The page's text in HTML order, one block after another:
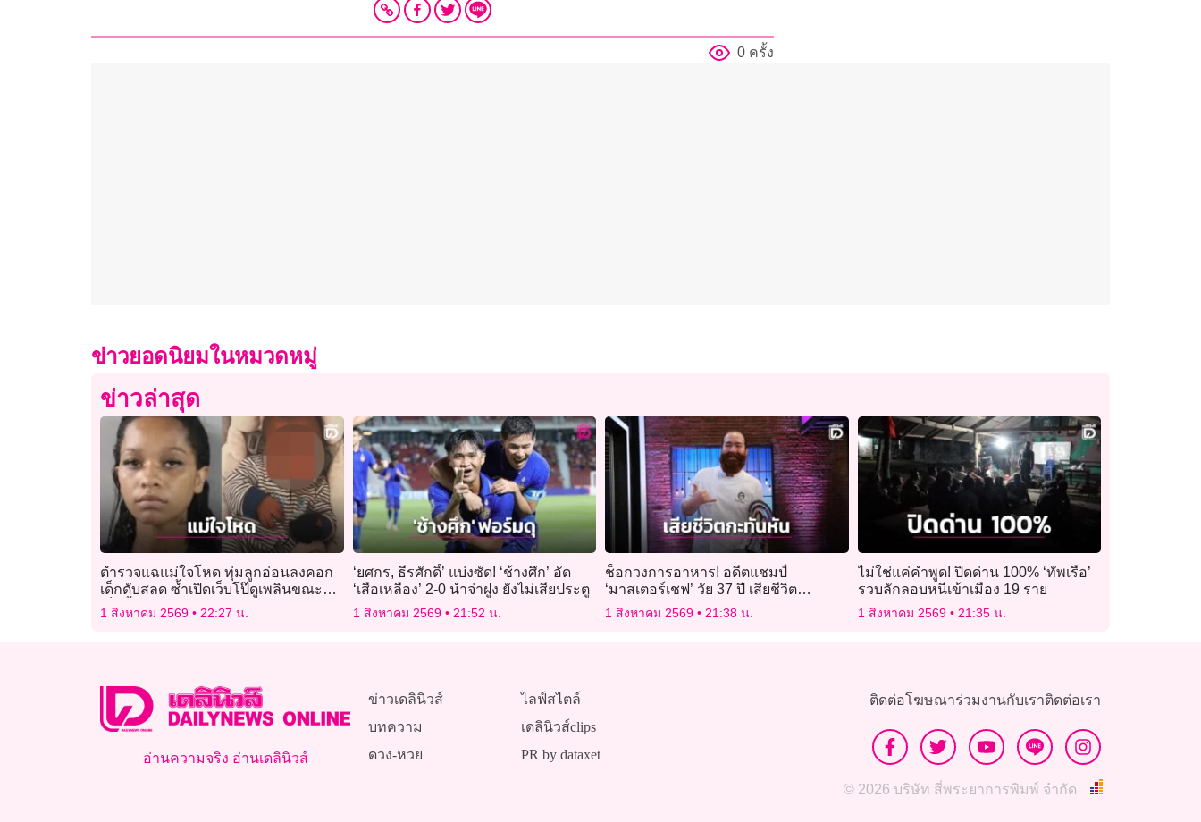
0 ครั้ง
ข่าวยอดนิยมในหมวดหมู่
ข่าวล่าสุด
ตำรวจแฉแม่ใจโหด ทุ่มลูกอ่อนลงคอก
เด็กดับสลด ซ้ำเปิดเว็บโป๊ดูเพลินขณะ
เด็กสิ้นใจ
1 สิงหาคม 2569 22:27 น.
‘ยศกร, ธีรศักดิ์’ แบ่งซัด! ‘ช้างศึก’ อัด
‘เสือเหลือง’ 2-0 นำจ่าฝูง ยังไม่เสียประตู
1 สิงหาคม 2569 21:52 น.
ช็อกวงการอาหาร! อดีตแชมป์
‘มาสเตอร์เชฟ’ วัย 37 ปี เสียชีวิต
กะทันหันในบ้านพัก
1 สิงหาคม 2569 21:38 น.
ไม่ใช่แค่คำพูด! ปิดด่าน 100% ‘ทัพเรือ’
รวบลักลอบหนีเข้าเมือง 19 ราย
1 สิงหาคม 2569 21:35 น.
อ่านความจริง อ่านเดลินิวส์
ข่าวเดลินิวส์
บทความ
ดวง-หวย
ไลฟ์สไตล์
เดลินิวส์clips
PR by dataxet
ติดต่อโฆษณาร่วมงานกับเราติดต่อเรา
© 2026 บริษัท สี่พระยาการพิมพ์ จำกัด